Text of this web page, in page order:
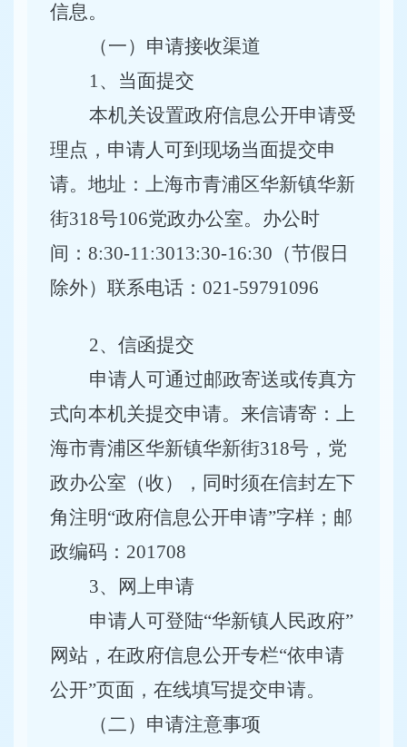
信息。
（一）申请接收渠道
1、当面提交
本机关设置政府信息公开申请受
理点，申请人可到现场当面提交申
请。地址：上海市青浦区华新镇华新
街318号106党政办公室。办公时
间：8:30-11:3013:30-16:30（节假日
除外）联系电话：021-59791096
2、信函提交
申请人可通过邮政寄送或传真方
式向本机关提交申请。来信请寄：上
海市青浦区华新镇华新街318号，党
政办公室（收），同时须在信封左下
角注明“政府信息公开申请”字样；邮
政编码： 201708
3、网上申请
申请人可登陆“华新镇人民政府”
网站，在政府信息公开专栏“依申请
公开”页面，在线填写提交申请。
（二）申请注意事项